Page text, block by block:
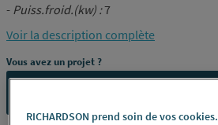
- Puiss.froid.(kw) :7
Voir la description complète
Vous avez un projet ?
RICHARDSON prend soin de vos cookies.